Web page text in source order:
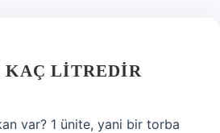
KAÇ LITREDIR
var? 1 ünite, yani bir torba